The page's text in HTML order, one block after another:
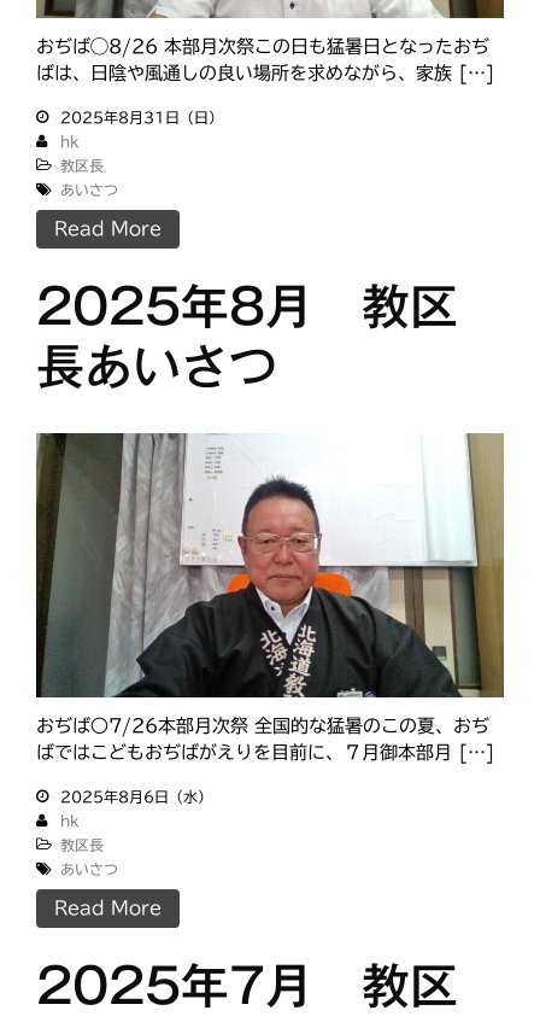
おぢば◯8/26 本部月次祭この日も猛暑日となったおぢ
ばは、日陰や風通しの良い場所を求めながら、家族 […]
2025年8月31日（日）
hk
教区長
あいさつ
Read More
2025年8月 教区
長あいさつ
おぢば○7/26本部月次祭 全国的な猛暑のこの夏、おぢ
ばではこどもおぢばがえりを目前に、７月御本部月 […]
2025年8月6日（水）
hk
教区長
あいさつ
Read More
2025年7月 教区